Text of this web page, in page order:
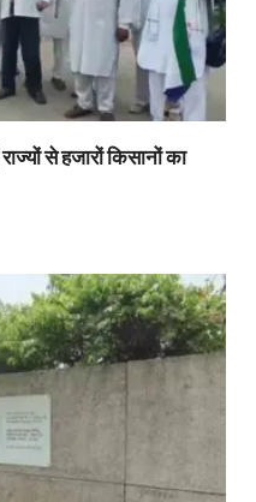
से हजारों किसानों का